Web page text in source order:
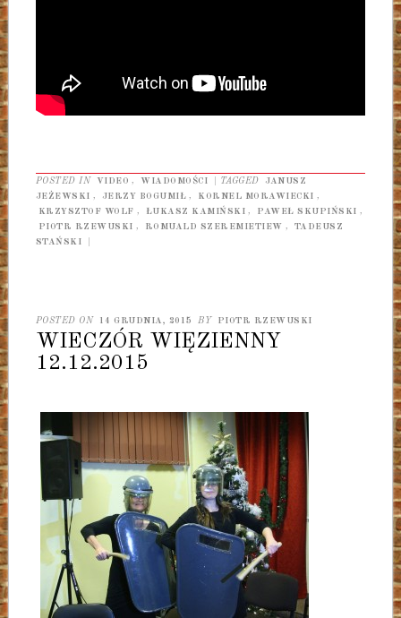
POSTED IN VIDEO , WIADOMOŚCI TAGGED
JANUSZ
JEŻEWSKI , JERZY BOGUMIŁ , KORNEL MORAWIECKI ,
KRZYSZTOF WOLF , ŁUKASZ KAMIŃSKI , PAWEŁ SKUPIŃSKI ,
PIOTR RZEWUSKI , ROMUALD SZEREMIETIEW ,
TADEUSZ
STAŃSKI
POSTED ON 14 GRUDNIA, 2015 BY PIOTR RZEWUSKI
WIECZÓR WIĘZIENNY
12.12.2015